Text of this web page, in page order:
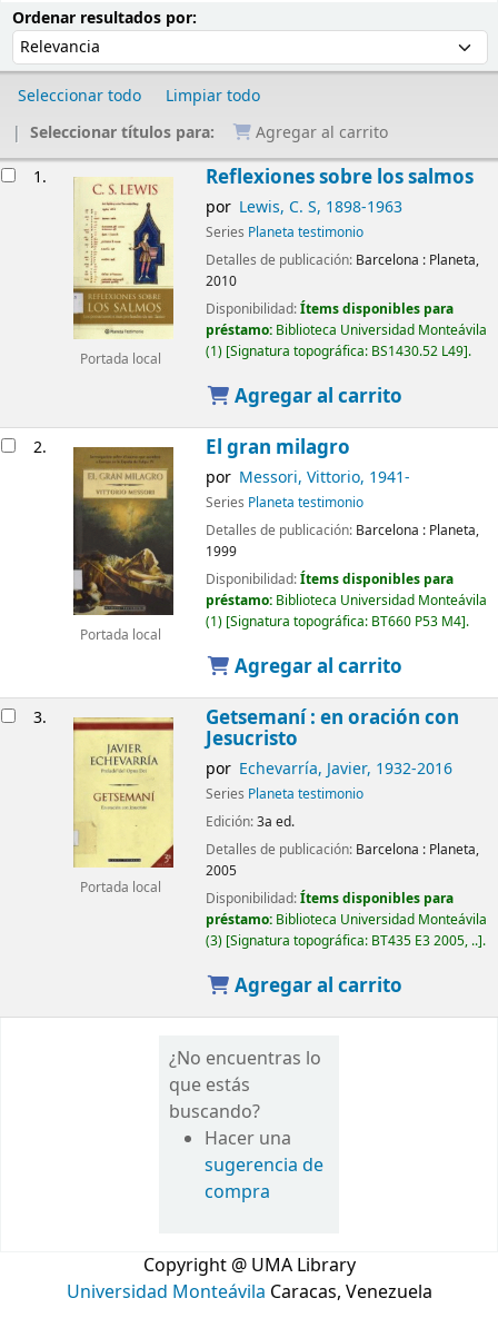
Ordenar resultados por:
Seleccionar todo
Limpiar todo
Seleccionar títulos para:
Agregar al carrito
1.
Portada local
Reflexiones sobre los salmos
por Lewis, C. S, 1898-1963
Series Planeta testimonio
Detalles de publicación: Barcelona : Planeta,
2010
Disponibilidad:Ítems disponibles para
préstamo: Biblioteca Universidad Monteávila
(1) Signatura topográfica: BS1430.52 L49 .
Agregar al carrito
2.
Portada local
El gran milagro
por Messori, Vittorio, 1941-
Series Planeta testimonio
Detalles de publicación: Barcelona : Planeta,
1999
Disponibilidad:Ítems disponibles para
préstamo: Biblioteca Universidad Monteávila
(1) Signatura topográfica: BT660 P53 M4 .
Agregar al carrito
3.
Portada local
Getsemaní : en oración con
Jesucristo
por Echevarría, Javier, 1932-2016
Series Planeta testimonio
Edición:3a ed.
Detalles de publicación: Barcelona : Planeta,
2005
Disponibilidad:Ítems disponibles para
préstamo: Biblioteca Universidad Monteávila
(3) Signatura topográfica: BT435 E3 2005, .. .
Agregar al carrito
¿No encuentras lo
que estás
buscando?
Hacer una
sugerencia de
compra
Copyright @ UMA Library
Universidad Monteávila Caracas, Venezuela